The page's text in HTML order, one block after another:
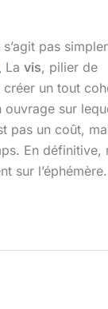
pas
Lavis, pilier de
créer un tout
ouvrage sur
pas un coût,
En définitive,
sur l’éphémère.